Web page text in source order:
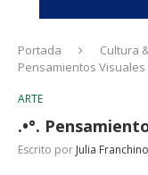
Portada Cultura
Pensamientos Visuales
ARTE
.•°.
Escrito por Julia